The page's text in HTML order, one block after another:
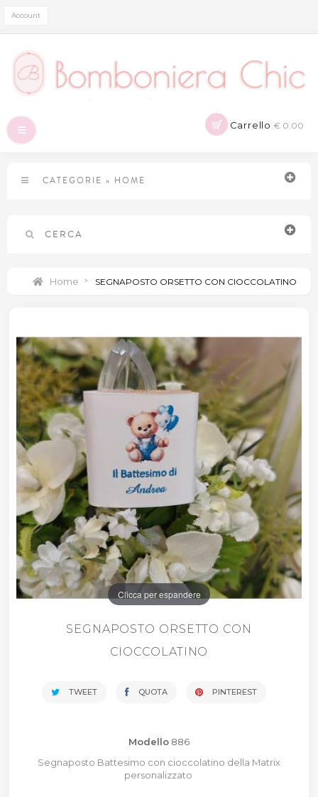
Account
Carrello € 0.00
Navigazione
Toggle
CATEGORIE » HOME
CERCA
Home > SEGNAPOSTO ORSETTO CON CIOCCOLATINO
Clicca per espandere
SEGNAPOSTO ORSETTO CON
CIOCCOLATINO
TWEET QUOTA PINTEREST
Modello 886
Segnaposto Battesimo con cioccolatino della Matrix
personalizzato